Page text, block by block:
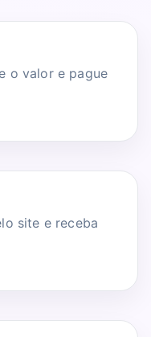
o valor e pague
site e receba